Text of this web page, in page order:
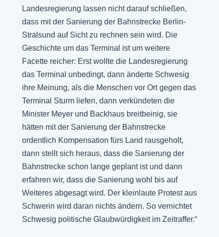
Landesregierung lassen nicht darauf schließen,
dass mit der Sanierung der Bahnstrecke Berlin-
Stralsund auf Sicht zu rechnen sein wird. Die
Geschichte um das Terminal ist um weitere
Facette reicher: Erst wollte die Landesregierung
das Terminal unbedingt, dann änderte Schwesig
ihre Meinung, als die Menschen vor Ort gegen das
Terminal Sturm liefen, dann verkündeten die
Minister Meyer und Backhaus breitbeinig, sie
hätten mit der Sanierung der Bahnstrecke
ordentlich Kompensation fürs Land rausgeholt,
dann stellt sich heraus, dass die Sanierung der
Bahnstrecke schon lange geplant ist und dann
erfahren wir, dass die Sanierung wohl bis auf
Weiteres abgesagt wird. Der kleinlaute Protest aus
Schwerin wird daran nichts ändern. So vernichtet
Schwesig politische Glaubwürdigkeit im Zeitraffer.“